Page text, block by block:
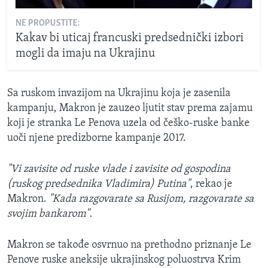
NE PROPUSTITE:
Kakav bi uticaj francuski predsednički izbori
mogli da imaju na Ukrajinu
Sa ruskom invazijom na Ukrajinu koja je zasenila
kampanju, Makron je zauzeo ljutit stav prema zajamu
koji je stranka Le Penova uzela od češko-ruske banke
uoči njene predizborne kampanje 2017.
"Vi zavisite od ruske vlade i zavisite od gospodina
(ruskog predsednika Vladimira) Putina", rekao je
Makron. "Kada razgovarate sa Rusijom, razgovarate sa
svojim bankarom".
Makron se takođe osvrnuo na prethodno priznanje Le
Penove ruske aneksije ukrajinskog poluostrva Krim